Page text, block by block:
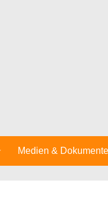
Medien & Dokumente